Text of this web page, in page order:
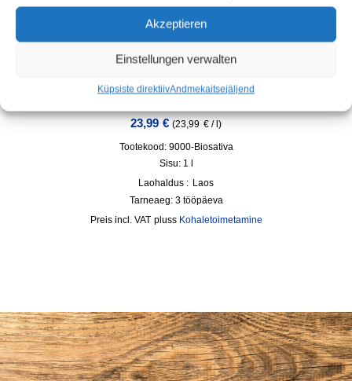
Akzeptieren
Einstellungen verwalten
Küpsiste direktiivAndmekaitsejäljend
kasutusvalmis lahuse jaoks
23,99 € (23,99 € / )
Tootekood: 9000-Biosativa
Sisu: 1 l
Laohaldus : Laos
Tarneaeg: 3 tööpäeva
incl. VAT pluss Kohaletoimetamine